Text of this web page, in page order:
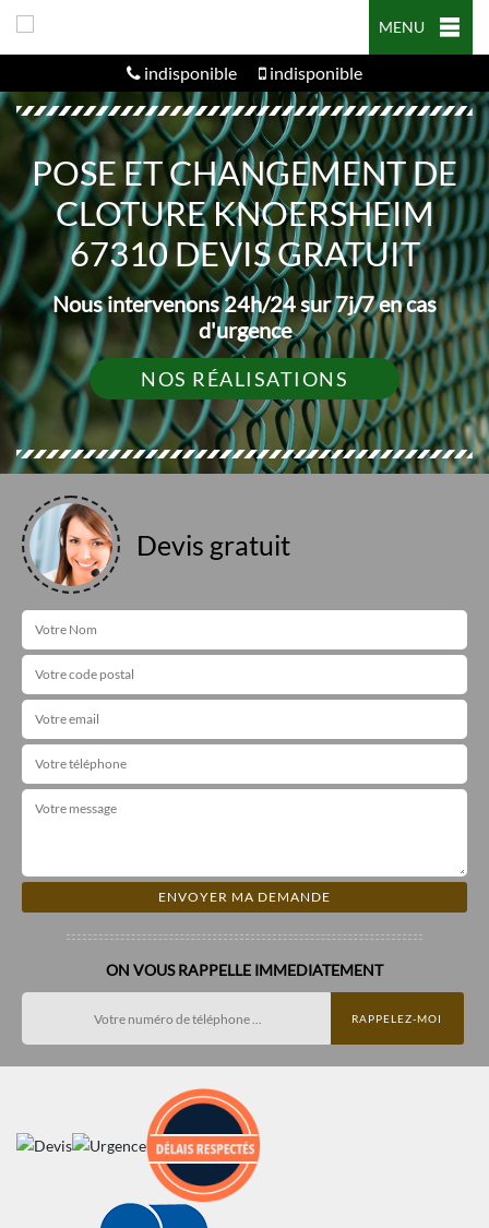
MENU
indisponible indisponible
POSE ET CHANGEMENT DE
CLOTURE KNOERSHEIM
67310 DEVIS GRATUIT
Nous intervenons 24h/24 sur 7j/7 en cas
d'urgence
NOS RÉALISATIONS
Devis gratuit
ON VOUS RAPPELLE IMMEDIATEMENT